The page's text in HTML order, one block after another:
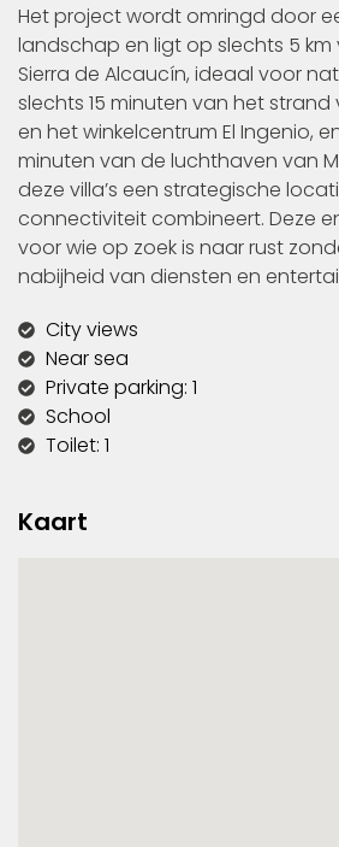
Het project wordt omringd door
landschap en ligt op slechts 5
Sierra de Alcaucín, ideaal voor
slechts 15 minuten van het strand
en het winkelcentrum El Ingenio,
minuten van de luchthaven van
deze villa’s een strategische
connectiviteit combineert. Deze
voor wie op zoek is naar rust
nabijheid van diensten en
City views
Near sea
Private parking: 1
School
Toilet: 1
Kaart